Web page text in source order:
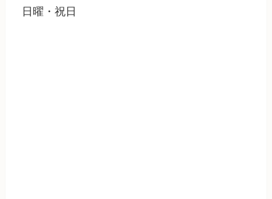
日曜・祝日